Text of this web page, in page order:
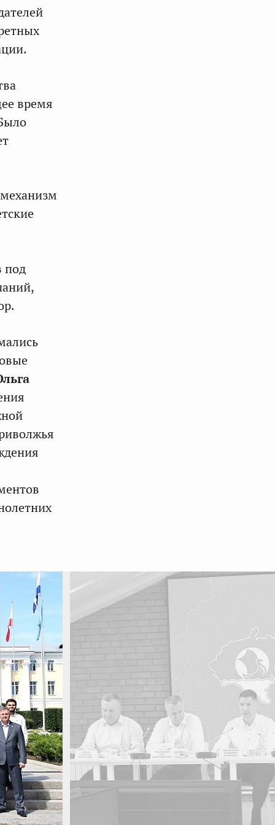
время
под